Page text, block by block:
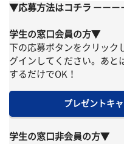
▼応募方法はコチラ ーーー
学生の窓口会員の方▼
下の応募ボタンをクリック
グインしてください。あと
するだけでOK！
プレゼントキ
学生の窓口非会員の方▼